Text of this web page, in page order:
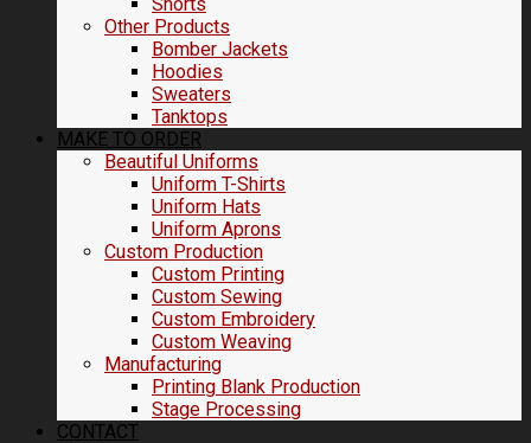
Other Products
Bomber Jackets
Hoodies
Sweaters
Tanktops
MAKE TO ORDER
Beautiful Uniforms
Uniform T-Shirts
Uniform Hats
Uniform Aprons
Custom Production
Custom Printing
Custom Sewing
Custom Embroidery
Custom Weaving
Manufacturing
Printing Blank Production
Stage Processing
CONTACT